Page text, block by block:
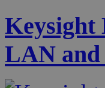
Keysight
LAN